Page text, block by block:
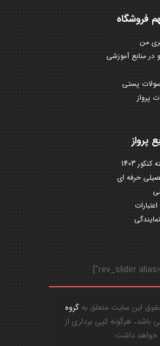
فروشگاه
من
منابع آموزشی
پستی
پرواز
پرواز
1403
حرفه ای
گروه
باشد، هرگونه کپی برداری از
خواهد داشت.